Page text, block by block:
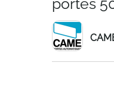
portes